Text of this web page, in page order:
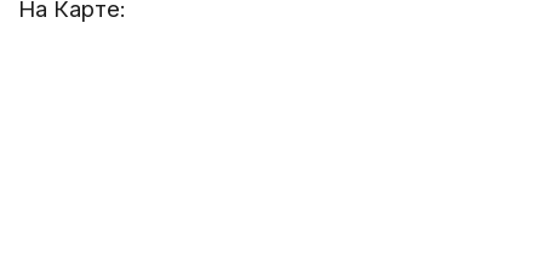
На Карте: